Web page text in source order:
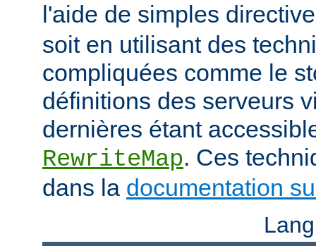
l'aide de simples
soit en utilisant des
compliquées comme le
définitions des serveurs
dernières étant
RewriteMap. Ces
dans la documentation